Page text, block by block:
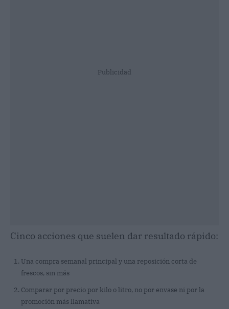
Publicidad
Cinco acciones que suelen dar resultado rápido:
Una compra semanal principal y una reposición corta de
frescos, sin más
Comparar por precio por kilo o litro, no por envase ni por la
promoción más llamativa